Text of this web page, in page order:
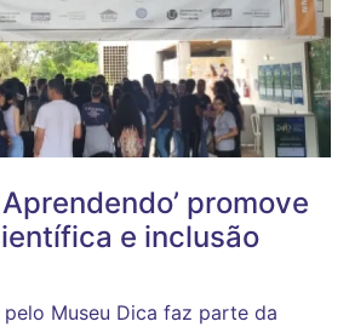
promove
e inclusão
Museu Dica faz parte da